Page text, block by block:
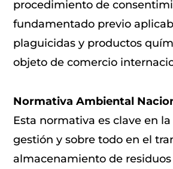
procedimiento de
fundamentado previo
plaguicidas y productos
objeto de comercio
Normativa Ambiental
Esta normativa es clave en
gestión y sobre todo en el
almacenamiento de